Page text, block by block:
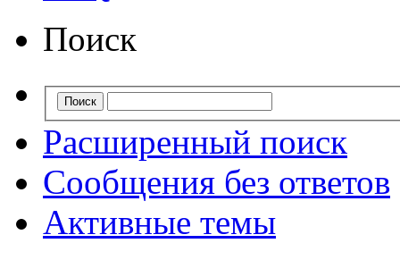
Поиск
Расширенный поиск
Сообщения без ответов
Активные темы